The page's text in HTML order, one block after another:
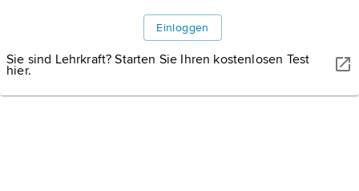
Einloggen
Sie sind Lehrkraft? Starten Sie Ihren kostenlosen Test
hier.